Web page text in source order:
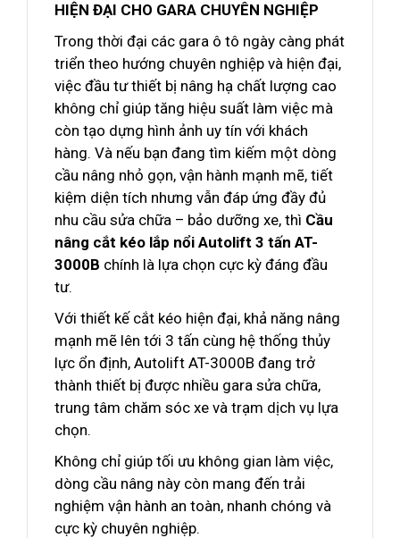
HIỆN ĐẠI CHO GARA CHUYÊN NGHIỆP
Trong thời đại các gara ô tô ngày càng phát
triển theo hướng chuyên nghiệp và hiện đại,
việc đầu tư thiết bị nâng hạ chất lượng cao
không chỉ giúp tăng hiệu suất làm việc mà
còn tạo dựng hình ảnh uy tín với khách
hàng. Và nếu bạn đang tìm kiếm một dòng
cầu nâng nhỏ gọn, vận hành mạnh mẽ, tiết
kiệm diện tích nhưng vẫn đáp ứng đầy đủ
nhu cầu sửa chữa – bảo dưỡng xe, thì Cầu
nâng cắt kéo lắp nổi Autolift 3 tấn AT-
3000B chính là lựa chọn cực kỳ đáng đầu
tư.
Với thiết kế cắt kéo hiện đại, khả năng nâng
mạnh mẽ lên tới 3 tấn cùng hệ thống thủy
lực ổn định, Autolift AT-3000B đang trở
thành thiết bị được nhiều gara sửa chữa,
trung tâm chăm sóc xe và trạm dịch vụ lựa
chọn.
Không chỉ giúp tối ưu không gian làm việc,
dòng cầu nâng này còn mang đến trải
nghiệm vận hành an toàn, nhanh chóng và
cực kỳ chuyên nghiệp.